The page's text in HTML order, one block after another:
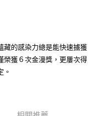
將跳轉至「AFTEE先享後付」
。
為交易完成。
，但若您需要取消訂單，請聯絡
視為有效，需透過AFTEE先享
結帳頁面顯示為準，若有關於
藏的感染力總是能快速擄獲
榮獲６次金漫獎，更屢次得
。